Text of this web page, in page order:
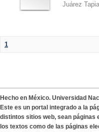
Juárez
1
Hecho en México. Universidad
Este es un portal integrado a la
distintos sitios web, sean páginas
los textos como de las páginas